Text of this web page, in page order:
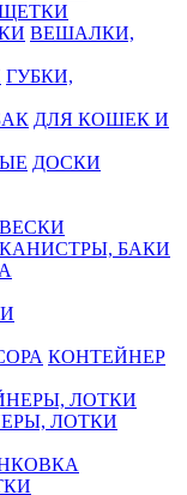
ВЕШАЛКИ,
ГУБКИ,
ДЛЯ КОШЕК И
ДОСКИ
КАНИСТРЫ, БАКИ
КОНТЕЙНЕР
ЛОТКИ